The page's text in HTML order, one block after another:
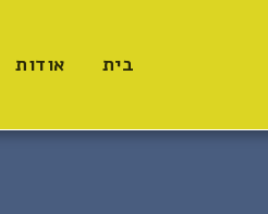
בית אודות